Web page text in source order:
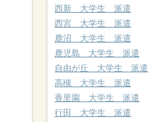
西新 大学生 派遣
西宮 大学生 派遣
鹿沼 大学生 派遣
鹿児島 大学生 派遣
自由が丘 大学生 派遣
高槻 大学生 派遣
香里園 大学生 派遣
行田 大学生 派遣